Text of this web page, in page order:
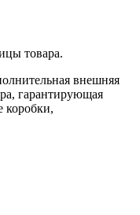
товара.
внешняя
гарантирующая
коробки,